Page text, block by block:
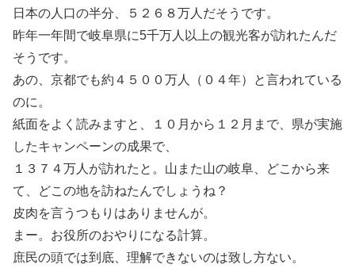
日本の人口の半分、５２６８万人だそうです。
昨年一年間で岐阜県に5千万人以上の観光客が訪れたんだ
そうです。
あの、京都でも約４５００万人（０４年）と言われている
のに。
紙面をよく読みますと、１０月から１２月まで、県が実施
したキャンペーンの成果で、
１３７４万人が訪れたと。山また山の岐阜、どこから来
て、どこの地を訪ねたんでしょうね？
皮肉を言うつもりはありませんが。
まー。お役所のおやりになる計算。
庶民の頭では到底、理解できないのは致し方ない。